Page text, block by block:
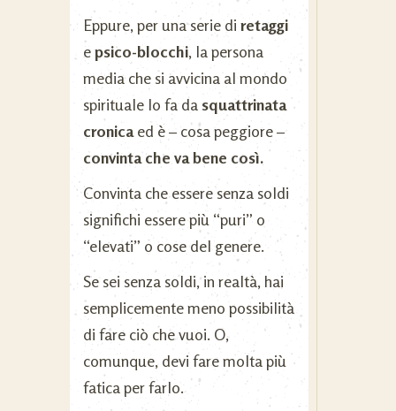
Eppure, per una serie di retaggi
epsico-blocchi, la persona
media che si avvicina al mondo
spirituale lo fa da squattrinata
cronicaed è – cosa peggiore –
convinta che va bene così.
Convinta che essere senza soldi
significhi essere più “puri” o
“elevati” o cose del genere.
Se sei senza soldi, in realtà, hai
semplicemente meno possibilità
di fare ciò che vuoi. O,
comunque, devi fare molta più
fatica per farlo.